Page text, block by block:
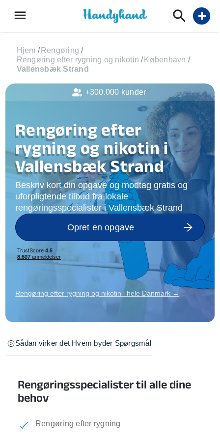
menu add
Hjem / Rengøring /
Rengøring efter rygning og nikotin / København /
Vallensbæk Strand
Rengøring efter
rygning og nikotin i
Vallensbæk Strand
Beskriv kort din opgave og modtag gratis og
uforpligtende tilbud fra lokale
rengøringsspecialister i Vallensbæk Strand
Opret en opgave
Rengøring efter rygning og nikotin i hele Danmark →
Sådan virker det Hvem byder Spørgsmål
Rengøringsspecialister til alle dine
behov
Rengøring efter rygning
+300.000 kunder